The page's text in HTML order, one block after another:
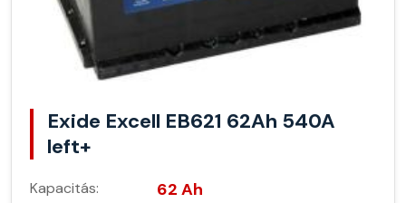
Exide Excell EB621 62Ah 540A
left+
Kapacitás: 62 Ah